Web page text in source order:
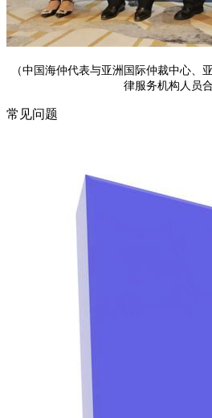
（中国海仲代表与亚洲国际仲裁中心、
律服务机构人员合
常见问题